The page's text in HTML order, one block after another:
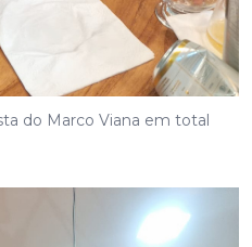
do Marco Viana em total